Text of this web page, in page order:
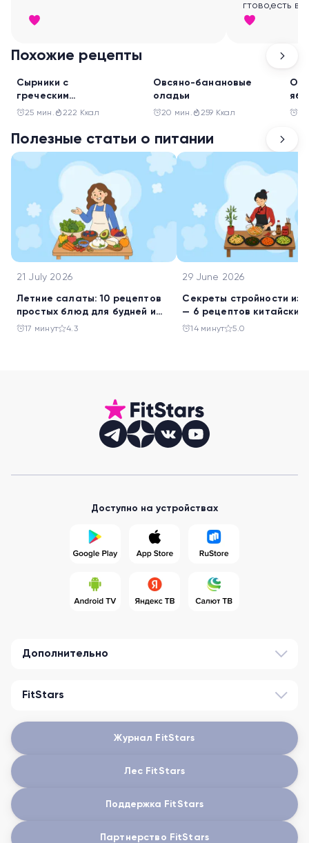
гтово,есть
заниматься:)
Похожие рецепты
Завтрак
Сырники с
греческим
йогуртом и свежими
25 мин. 222 Ккал
Завтрак
Овсяно-банановые
оладьи
20 мин. 259 Ккал
Полезные статьи о питании
21 July 2026
Летние салаты: 10 рецептов
простых блюд для будней и
праздника
17 минут 4.3
29 June 2026
Секреты стройности из
— 6 рецептов китайских
салатов
14 минут 5.0
Доступно на устройствах
Дополнительно
FitStars
Журнал FitStars
Лес FitStars
Поддержка FitStars
Партнерство FitStars